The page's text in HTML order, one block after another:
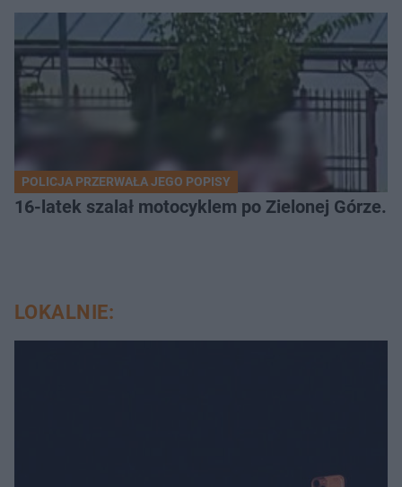
POLICJA PRZERWAŁA JEGO POPISY
16-latek szalał motocyklem po Zielonej Górze.
LOKALNIE: